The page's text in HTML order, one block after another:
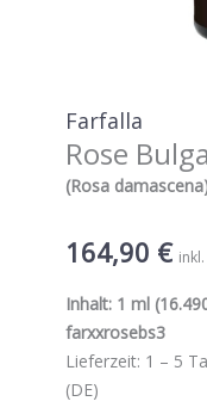
Farfalla
Rose
(Rosa
164,90 €
Inhalt: 1 ml
farxxrosebs3
Lieferzeit: 1 – 5
(DE)